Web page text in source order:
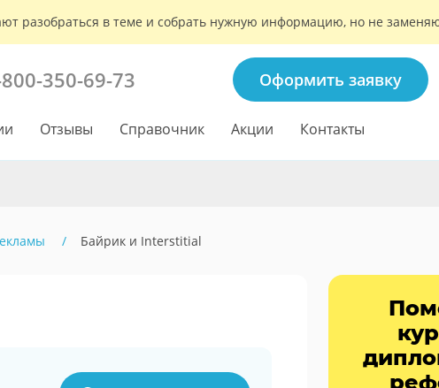
разобраться в теме и собрать нужную информацию, но не
350-69-73 Оформить заявку
Отзывы Справочник Акции Контакты
Байрик и Interstitial